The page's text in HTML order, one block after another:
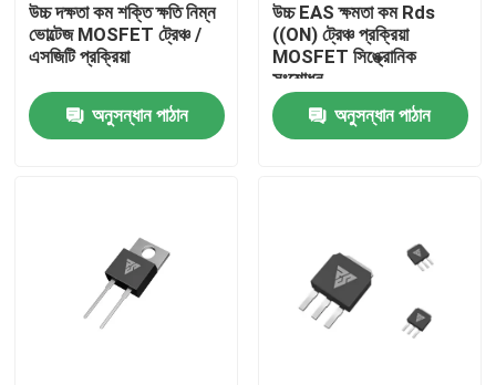
মান নিয়ন্ত্রণ
আমাদের সাথে যোগাযোগ
উদ্ধৃতির জন্য আবেদন
উচ্চ ক্ষমতা MOSFET
উচ্চ দক্ষতা কম শক্তি ক্ষতি নিম্ন
ভোল্টেজ MOSFET ট্রেঞ্চ /
এসজিটি প্রক্রিয়া
অনুসন্ধান পাঠান
উচ্চ EAS ক্ষমতা কম Rds
((ON) ট্রেঞ্চ প্রক্রিয়া
MOSFET সিঙ্ক্রোনিক
সংশোধন
অনুসন্ধান পাঠান